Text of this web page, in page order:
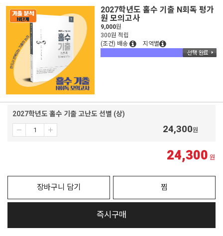
2027학년도 홀수 기출 N회독 평가
원 모의고사
9,000원
300원 적립
(조건) 배송
지역별
2027학년도 홀수 기출 고난도 선별 (상)
24,300원
24,300 원
장바구니 담기 찜
즉시구매